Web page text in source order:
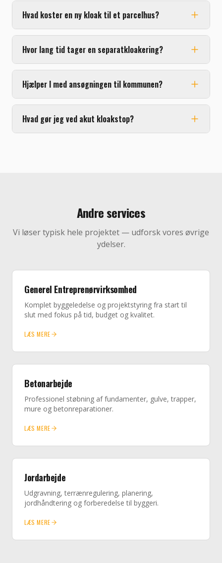
Hvad koster en ny kloak til et parcelhus?
Hvor lang tid tager en separatkloakering?
Hjælper I med ansøgningen til kommunen?
Hvad gør jeg ved akut kloakstop?
Andre services
Vi løser typisk hele projektet — udforsk vores øvrige
ydelser.
Generel Entreprenørvirksomhed
Komplet byggeledelse og projektstyring fra start til
slut med fokus på tid, budget og kvalitet.
LÆS MERE
Betonarbejde
Professionel støbning af fundamenter, gulve, trapper,
mure og betonreparationer.
LÆS MERE
Jordarbejde
Udgravning, terrænregulering, planering,
jordhåndtering og forberedelse til byggeri.
LÆS MERE